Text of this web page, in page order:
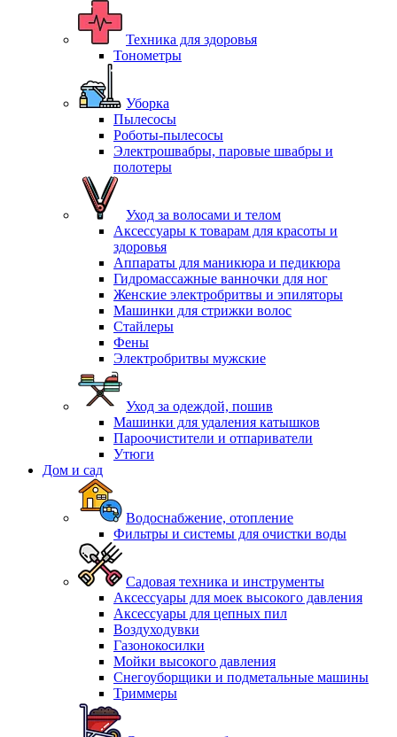
Техника для здоровья
Тонометры
Уборка
Пылесосы
Роботы-пылесосы
Электрошвабры, паровые швабры и
полотеры
Уход за волосами и телом
Аксессуары к товарам для красоты и
здоровья
Аппараты для маникюра и педикюра
Гидромассажные ванночки для ног
Женские электробритвы и эпиляторы
Машинки для стрижки волос
Стайлеры
Фены
Электробритвы мужские
Уход за одеждой, пошив
Машинки для удаления катышков
Пароочистители и отпариватели
Утюги
Дом и сад
Водоснабжение, отопление
Фильтры и системы для очистки воды
Садовая техника и инструменты
Аксессуары для моек высокого давления
Аксессуары для цепных пил
Воздуходувки
Газонокосилки
Мойки высокого давления
Снегоуборщики и подметальные машины
Триммеры